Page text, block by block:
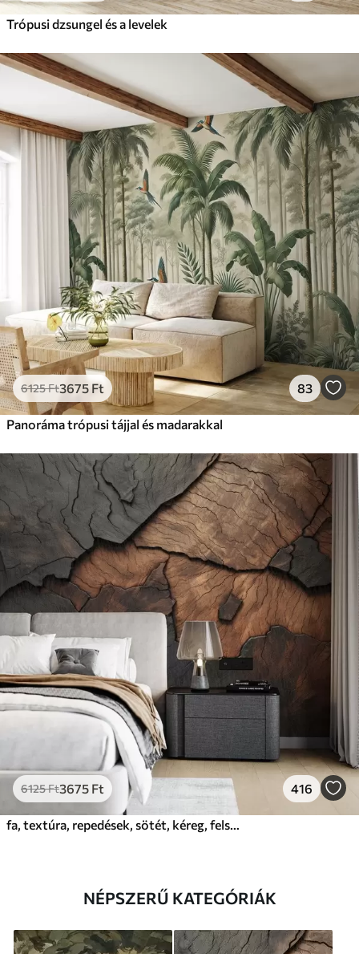
Trópusi dzsungel és a levelek
6125Ft3675 Ft 83
Panoráma trópusi tájjal és madarakkal
6125Ft3675 Ft 416
fa, textúra, repedések, sötét, kéreg, felszín
NÉPSZERŰ KATEGÓRIÁK